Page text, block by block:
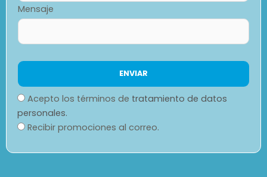
Mensaje
Acepto los términos de tratamiento de datos
personales.
Recibir promociones al correo.